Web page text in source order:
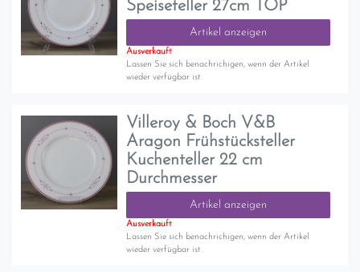
Speiseteller 27cm TOP
Artikel anzeigen
Ausverkauft
Lassen Sie sich benachrichigen, wenn der Artikel
wieder verfügbar ist.
Villeroy & Boch V&B
Aragon Frühstücksteller
Kuchenteller 22 cm
Durchmesser
Artikel anzeigen
Ausverkauft
Lassen Sie sich benachrichigen, wenn der Artikel
wieder verfügbar ist.